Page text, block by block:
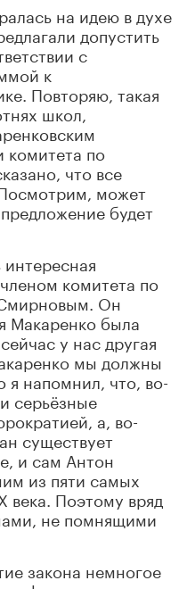
на идею в духе
допустить
с
к
Повторяю, такая
школ,
комитета по
что все
может
будет
комитета по
Он
Макаренко была
у нас другая
мы должны
я напомнил, что, во-
серьёзные
а, во-
существует
и сам Антон
из пяти самых
века. Поэтому вряд
не помнящими
закона немногое